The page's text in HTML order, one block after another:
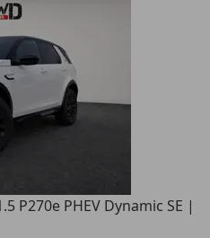
P270e PHEV Dynamic SE |